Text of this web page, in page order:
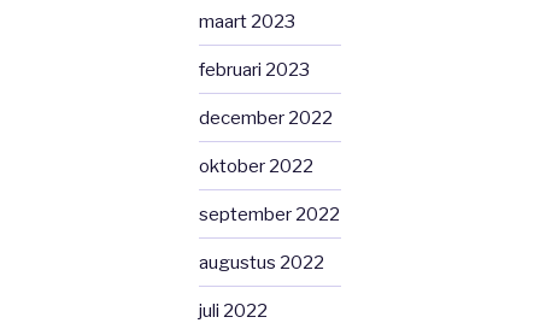
maart 2023
februari 2023
december 2022
oktober 2022
september 2022
augustus 2022
juli 2022